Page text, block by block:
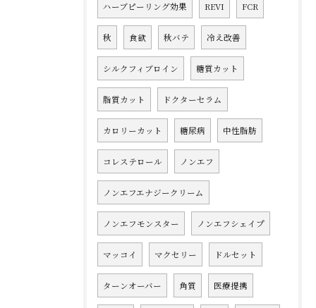
ハーブピーリング効果 REVI FCR
秋 食欲 秋バテ 冷え改善
シルクフィブロイン 糖質カット
脂質カット ドクターセラム
カロリーカット 糖尿病 中性脂肪
コレステロール ノンエフ
ノンエフエナジークリーム
ノンエフモンスター ノンエフシェイプ
マッコイ マクセリー ドルセット
ターンオーバー 角質 医療提携